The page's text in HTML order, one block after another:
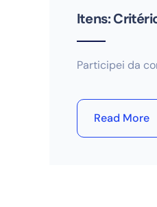
Itens:
Participei da
Read More